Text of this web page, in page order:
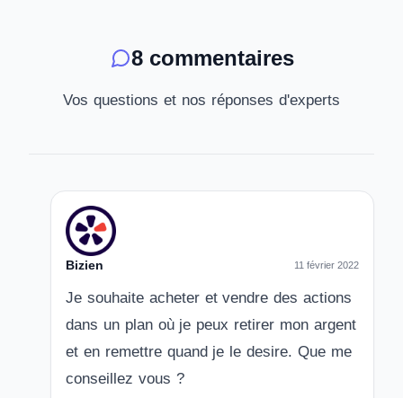
8 commentaires
Vos questions et nos réponses d'experts
Bizien 11 février 2022
Je souhaite acheter et vendre des actions
dans un plan où je peux retirer mon argent
et en remettre quand je le desire. Que me
conseillez vous ?